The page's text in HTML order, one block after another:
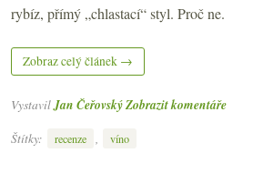
rybíz, přímý „chlastací“ styl. Proč ne.
Zobraz celý článek →
VystavilJan ČeřovskýZobrazit komentáře
Štítky:
recenze víno